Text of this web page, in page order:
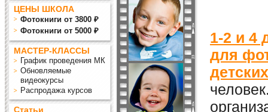
ЦЕНЫ ШКОЛА
Фотокниги от 3800 ₽
Фотокниги от 5000 ₽
МАСТЕР-КЛАССЫ
График проведения МК
Обновляемые
видеокурсы
Распродажа курсов
Статьи
1-2 и 4
для